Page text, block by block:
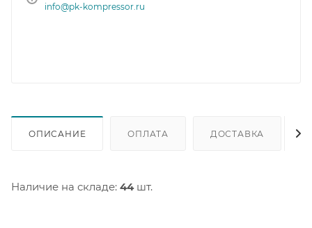
info@pk-kompressor.ru
ОПИСАНИЕ ОПЛАТА ДОСТАВКА
Наличие на складе: 44шт.